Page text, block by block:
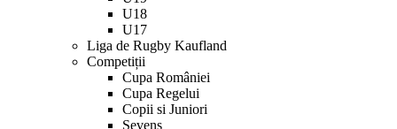
U18
U17
Liga de Rugby Kaufland
Competiții
Cupa României
Cupa Regelui
Copii si Juniori
Sevens